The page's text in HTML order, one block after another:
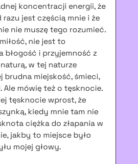
koncentracji energii, że
jest częścią mnie i że
nie muszę tego rozumieć.
nie jest to
błogość i przyjemność z
w tej naturze
brudna miejskość, śmieci,
Ale mówię też o tęsknocie.
tęsknocie wprost, że
kiedy mnie tam nie
ciężka do złapania w
jakby to miejsce było
mojej głowy.